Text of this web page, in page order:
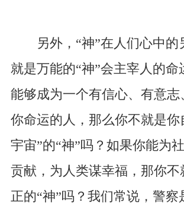
另外，“神”在人们心中的
就是万能的“神”会主宰人的命
能够成为一个有信心、有意志
你命运的人，那么你不就是你
宇宙”的“神”吗？如果你能为
贡献，为人类谋幸福，那你不
正的“神”吗？我们常说，警察